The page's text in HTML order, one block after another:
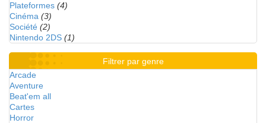
Plateformes (4)
Cinéma (3)
Société (2)
Nintendo 2DS (1)
Filtrer par genre
Arcade
Aventure
Beat'em all
Cartes
Horror